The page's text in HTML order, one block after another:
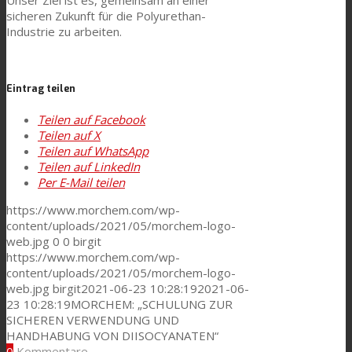
News
Kontaktieren Sie uns
Suche
Menü Menü
sicheren Zukunft für die Polyurethan-
Industrie zu arbeiten.
Eintrag teilen
Teilen auf Facebook
Teilen auf X
Teilen auf WhatsApp
Teilen auf LinkedIn
Per E-Mail teilen
https://www.morchem.com/wp-
content/uploads/2021/05/morchem-logo-
web.jpg 0 0 birgit
https://www.morchem.com/wp-
content/uploads/2021/05/morchem-logo-
web.jpg birgit2021-06-23 10:28:192021-06-
23 10:28:19MORCHEM: „SCHULUNG ZUR
SICHEREN VERWENDUNG UND
HANDHABUNG VON DIISOCYANATEN“